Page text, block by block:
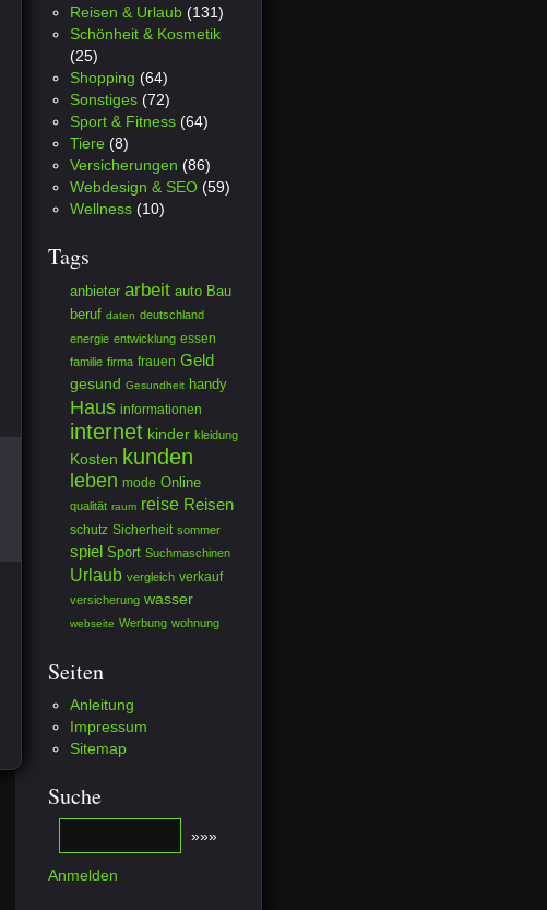
Reisen & Urlaub (131)
Schönheit & Kosmetik
(25)
Shopping (64)
Sonstiges (72)
Sport & Fitness (64)
Tiere (8)
Versicherungen (86)
Webdesign & SEO (59)
Wellness (10)
Tags
anbieter arbeit auto Bau
beruf daten deutschland
energie entwicklung essen
familie firma frauen Geld
gesund Gesundheit handy
Haus informationen
internet kinder kleidung
Kosten kunden
leben mode Online
qualität raum reise Reisen
schutz Sicherheit sommer
spiel Sport Suchmaschinen
Urlaub vergleich verkauf
versicherung wasser
webseite Werbung wohnung
Seiten
Anleitung
Impressum
Sitemap
Suche
Anmelden